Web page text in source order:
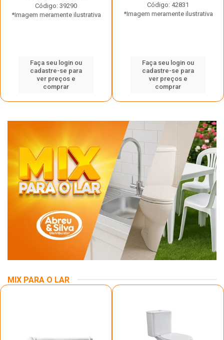
Código: 39290
*Imagem meramente ilustrativa
Faça seu login ou
cadastre-se para
ver preços e
comprar
Código: 42831
*Imagem meramente ilustrativa
Faça seu login ou
cadastre-se para
ver preços e
comprar
MIX PARA O LAR